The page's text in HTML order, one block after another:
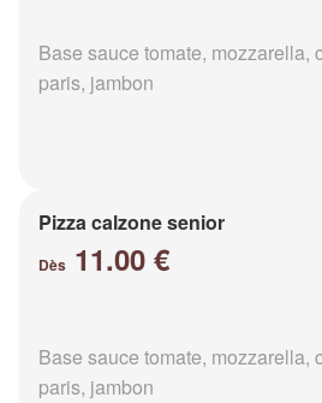
Base sauce tomate, mozzarella,
paris, jambon
Pizza calzone senior
Dès 11.00 €
Base sauce tomate, mozzarella,
paris, jambon